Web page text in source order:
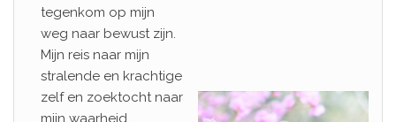
tegenkom op mijn
weg naar bewust zijn.
Mijn reis naar mijn
stralende en krachtige
zelf en zoektocht naar
mijn waarheid.